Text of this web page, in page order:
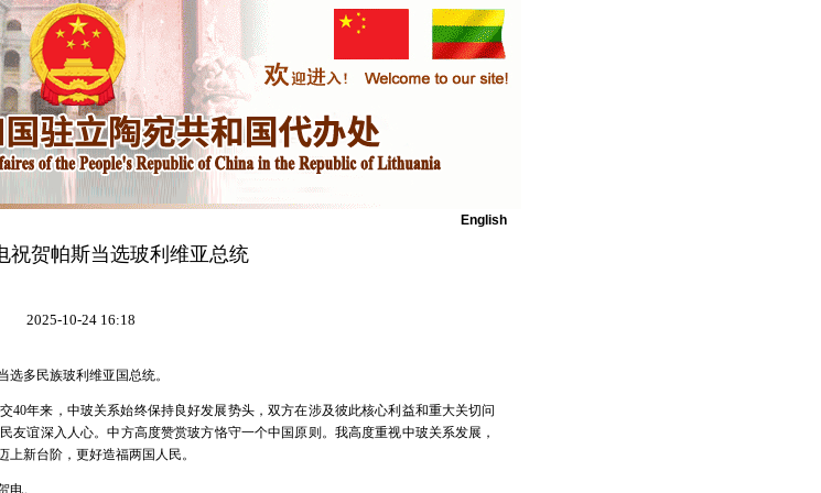
English
祝贺帕斯当选玻利维亚总统
2025-10-24 16:18
选多民族玻利维亚国总统。
40年来，中玻关系始终保持良好发展势头，双方在涉及彼此核心利益和重大关切问
友谊深入人心。中方高度赞赏玻方恪守一个中国原则。我高度重视中玻关系发展，
新台阶，更好造福两国人民。
。